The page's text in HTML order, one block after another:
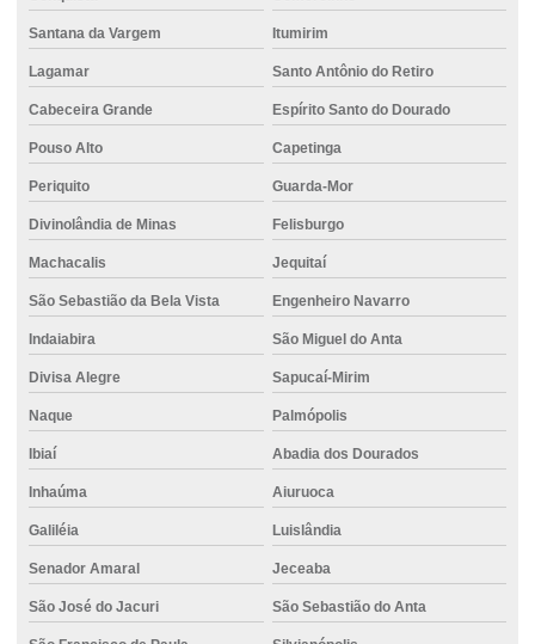
Santana da Vargem Itumirim
Lagamar Santo Antônio do Retiro
Cabeceira Grande Espírito Santo do Dourado
Pouso Alto Capetinga
Periquito Guarda-Mor
Divinolândia de Minas Felisburgo
Machacalis Jequitaí
São Sebastião da Bela Vista Engenheiro Navarro
Indaiabira São Miguel do Anta
Divisa Alegre Sapucaí-Mirim
Naque Palmópolis
Ibiaí Abadia dos Dourados
Inhaúma Aiuruoca
Galiléia Luislândia
Senador Amaral Jeceaba
São José do Jacuri São Sebastião do Anta